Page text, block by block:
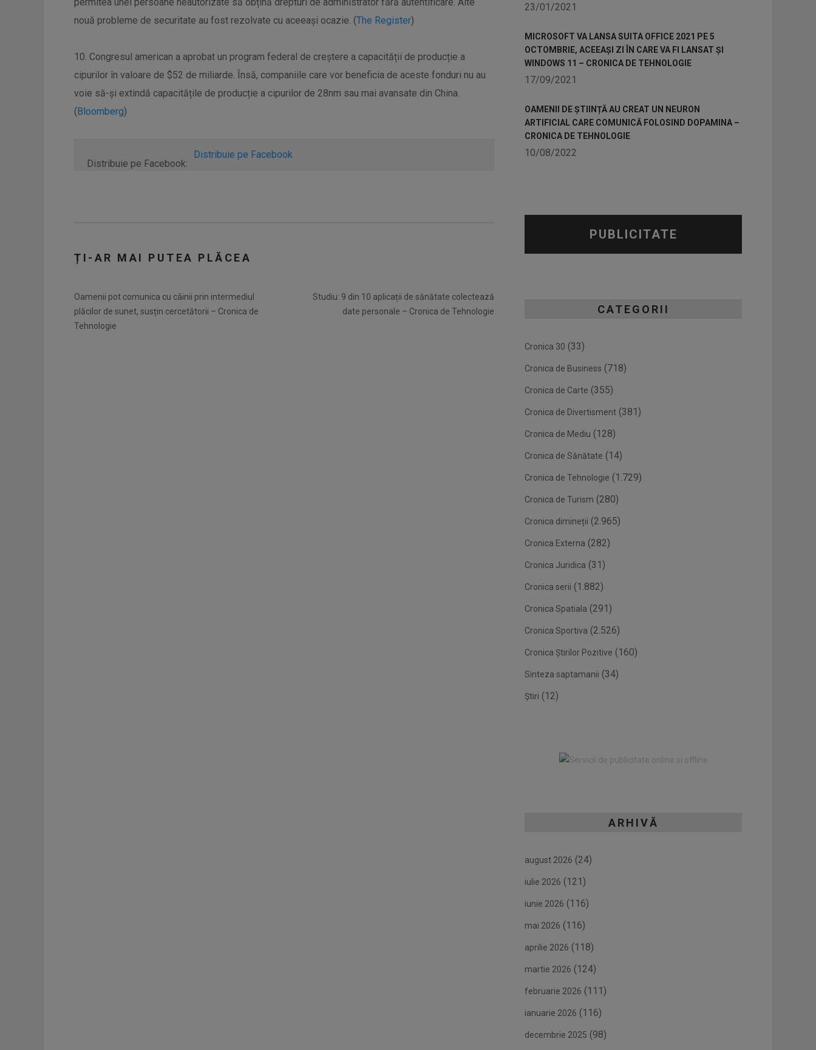
nouă probleme de securitate au fost rezolvate cu aceeași ocazie. (The Register)
10. Congresul american a aprobat un program federal de creștere a capacității de producție a
cipurilor în valoare de $52 de miliarde. Însă, companiile care vor beneficia de aceste fonduri nu au
voie să-și extindă capacitățile de producție a cipurilor de 28nm sau mai avansate din China.
(Bloomberg)
Distribuie pe Facebook:
Distribuie pe Facebook
ȚI-AR MAI PUTEA PLĂCEA
Oamenii pot comunica cu câinii prin intermediul
plăcilor de sunet, susțin cercetătorii – Cronica de
Tehnologie
Studiu: 9 din 10 aplicații de sănătate colectează
date personale – Cronica de Tehnologie
23/01/2021
MICROSOFT VA LANSA SUITA OFFICE 2021 PE 5
OCTOMBRIE, ACEEAȘI ZI ÎN CARE VA FI LANSAT ȘI
WINDOWS 11 – CRONICA DE TEHNOLOGIE
17/09/2021
OAMENII DE ȘTIINȚĂ AU CREAT UN NEURON
ARTIFICIAL CARE COMUNICĂ FOLOSIND DOPAMINA –
CRONICA DE TEHNOLOGIE
10/08/2022
PUBLICITATE
CATEGORII
Cronica 30 (33)
Cronica de Business (718)
Cronica de Carte (355)
Cronica de Divertisment (381)
Cronica de Mediu (128)
Cronica de Sănătate (14)
Cronica de Tehnologie (1.729)
Cronica de Turism (280)
Cronica dimineții (2.965)
Cronica Externa (282)
Cronica Juridica (31)
Cronica serii (1.882)
Cronica Spatiala (291)
Cronica Sportiva (2.526)
Cronica Știrilor Pozitive (160)
Sinteza saptamanii (34)
Știri (12)
ARHIVĂ
august 2026 (24)
iulie 2026 (121)
iunie 2026 (116)
mai 2026 (116)
aprilie 2026 (118)
martie 2026 (124)
februarie 2026 (111)
ianuarie 2026 (116)
decembrie 2025 (98)